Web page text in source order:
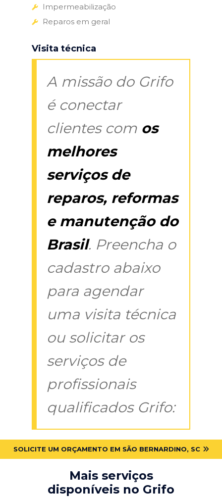
Impermeabilização
Reparos em geral
Visita técnica
A missão do Grifo
é conectar
clientes com os
melhores
serviços de
reparos, reformas
e manutenção do
Brasil. Preencha o
cadastro abaixo
para agendar
uma visita técnica
ou solicitar os
serviços de
profissionais
qualificados Grifo:
SOLICITE UM ORÇAMENTO EM SÃO BERNARDINO, SC
Mais serviços
disponíveis no Grifo